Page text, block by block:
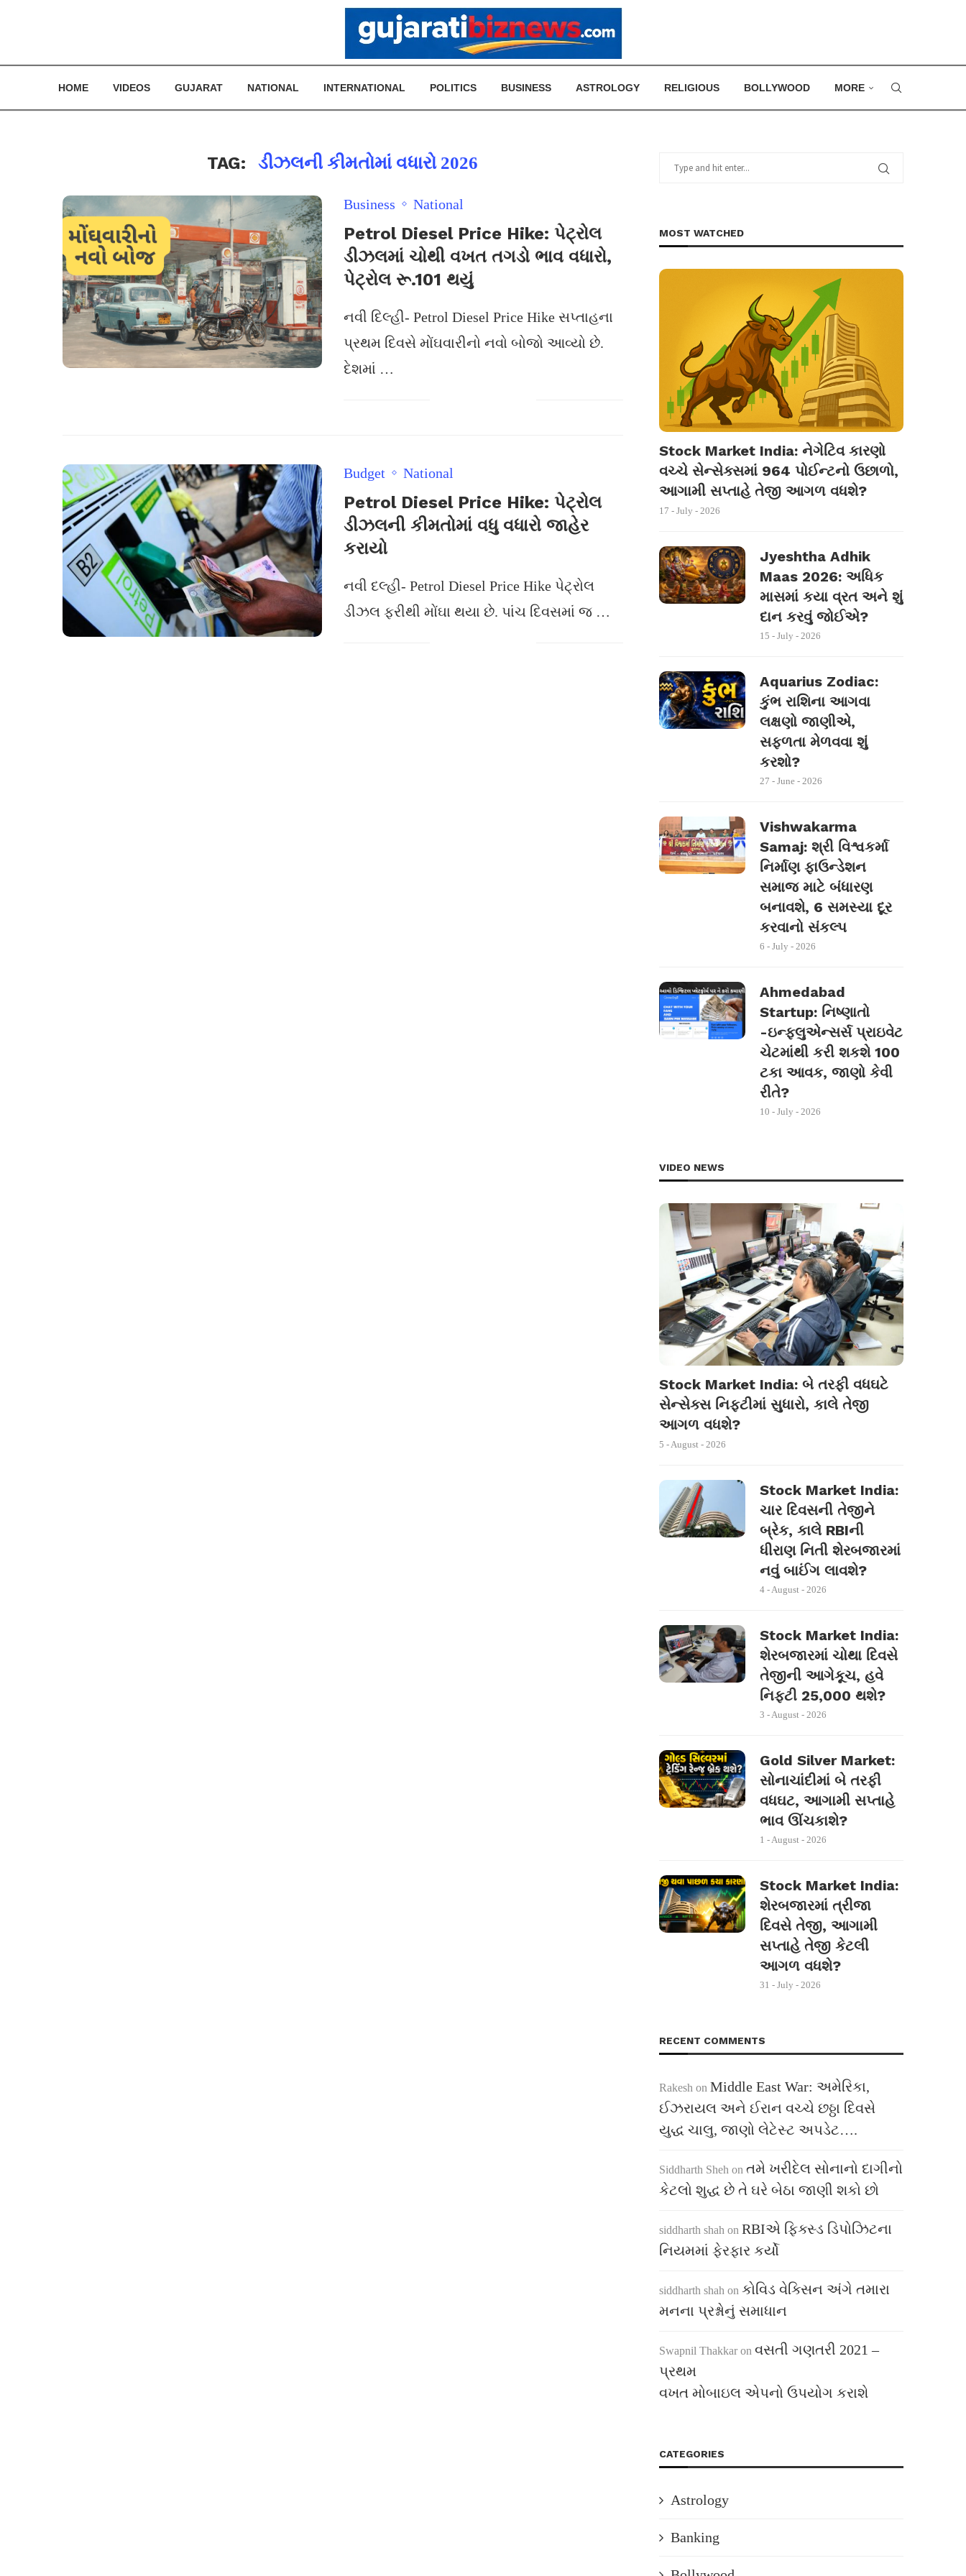
HOME VIDEOS GUJARAT NATIONAL INTERNATIONAL POLITICS BUSINESS ASTROLOGY RELIGIOUS BOLLYWOOD MORE
TAG: ડીઝલની કીમતોમાં વધારો 2026
Business National
Petrol Diesel Price Hike: પેટ્રોલ
ડીઝલમાં ચોથી વખત તગડો ભાવ વધારો,
પેટ્રોલ રૂ.101 થયું
નવી દિલ્હી- Petrol Diesel Price Hike સપ્તાહના
પ્રથમ દિવસે મોંઘવારીનો નવો બોજો આવ્યો છે.
દેશમાં …
Budget National
Petrol Diesel Price Hike: પેટ્રોલ
ડીઝલની કીમતોમાં વધુ વધારો જાહેર
કરાયો
નવી દલ્હી- Petrol Diesel Price Hike પેટ્રોલ
ડીઝલ ફરીથી મોંઘા થયા છે. પાંચ દિવસમાં જ …
MOST WATCHED
Stock Market India: નેગેટિવ કારણો
વચ્ચે સેન્સેક્સમાં 964 પોઈન્ટનો ઉછાળો,
આગામી સપ્તાહે તેજી આગળ વધશે?
17 - July - 2026
Jyeshtha Adhik
Maas 2026: અધિક
માસમાં કયા વ્રત અને શું
દાન કરવું જોઈએ?
15 - July - 2026
Aquarius Zodiac:
કુંભ રાશિના આગવા
લક્ષણો જાણીએ,
સફળતા મેળવવા શું
કરશો?
27 - June - 2026
Vishwakarma
Samaj: શ્રી વિશ્વકર્મા
નિર્માણ ફાઉન્ડેશન
સમાજ માટે બંધારણ
બનાવશે, 6 સમસ્યા દૂર
કરવાનો સંકલ્પ
6 - July - 2026
Ahmedabad
Startup: નિષ્ણાતો
-ઇન્ફ્લુએન્સર્સ પ્રાઇવેટ
ચેટમાંથી કરી શકશે 100
ટકા આવક, જાણો કેવી
રીતે?
10 - July - 2026
VIDEO NEWS
Stock Market India: બે તરફી વધઘટે
સેન્સેક્સ નિફ્ટીમાં સુધારો, કાલે તેજી
આગળ વધશે?
5 - August - 2026
Stock Market India:
ચાર દિવસની તેજીને
બ્રેક, કાલે RBIની
ધીરાણ નિતી શેરબજારમાં
નવું બાઈંગ લાવશે?
4 - August - 2026
Stock Market India:
શેરબજારમાં ચોથા દિવસે
તેજીની આગેકૂચ, હવે
નિફ્ટી 25,000 થશે?
3 - August - 2026
Gold Silver Market:
સોનાચાંદીમાં બે તરફી
વધઘટ, આગામી સપ્તાહે
ભાવ ઊંચકાશે?
1 - August - 2026
Stock Market India:
શેરબજારમાં ત્રીજા
દિવસે તેજી, આગામી
સપ્તાહે તેજી કેટલી
આગળ વધશે?
31 - July - 2026
RECENT COMMENTS
Rakesh on Middle East War: અમેરિકા,
ઈઝરાયલ અને ઈરાન વચ્ચે છઠ્ઠા દિવસે
યુદ્ધ ચાલુ, જાણો લેટેસ્ટ અપડેટ….
Siddharth Sheh on તમે ખરીદેલ સોનાનો દાગીનો
કેટલો શુદ્ધ છે તે ઘરે બેઠા જાણી શકો છો
siddharth shah on RBIએ ફિક્સ્ડ ડિપોઝિટના
નિયમમાં ફેરફાર કર્યો
siddharth shah on કોવિડ વેક્સિન અંગે તમારા
મનના પ્રશ્નોનું સમાધાન
Swapnil Thakkar on વસતી ગણતરી 2021 –
પ્રથમ
વખત મોબાઇલ એપનો ઉપયોગ કરાશે
CATEGORIES
Astrology
Banking